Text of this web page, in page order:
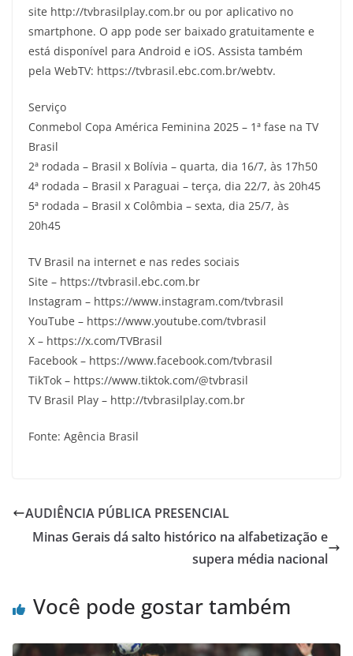
site http://tvbrasilplay.com.br ou por aplicativo no
smartphone. O app pode ser baixado gratuitamente e
está disponível para Android e iOS. Assista também
pela WebTV: https://tvbrasil.ebc.com.br/webtv.
Serviço
Conmebol Copa América Feminina 2025 – 1ª fase na TV
Brasil
2ª rodada – Brasil x Bolívia – quarta, dia 16/7, às 17h50
4ª rodada – Brasil x Paraguai – terça, dia 22/7, às 20h45
5ª rodada – Brasil x Colômbia – sexta, dia 25/7, às
20h45
TV Brasil na internet e nas redes sociais
Site – https://tvbrasil.ebc.com.br
Instagram – https://www.instagram.com/tvbrasil
YouTube – https://www.youtube.com/tvbrasil
X – https://x.com/TVBrasil
Facebook – https://www.facebook.com/tvbrasil
TikTok – https://www.tiktok.com/@tvbrasil
TV Brasil Play – http://tvbrasilplay.com.br
Fonte: Agência Brasil
AUDIÊNCIA PÚBLICA PRESENCIAL
Minas Gerais dá salto histórico na alfabetização e
supera média nacional
Você pode gostar também